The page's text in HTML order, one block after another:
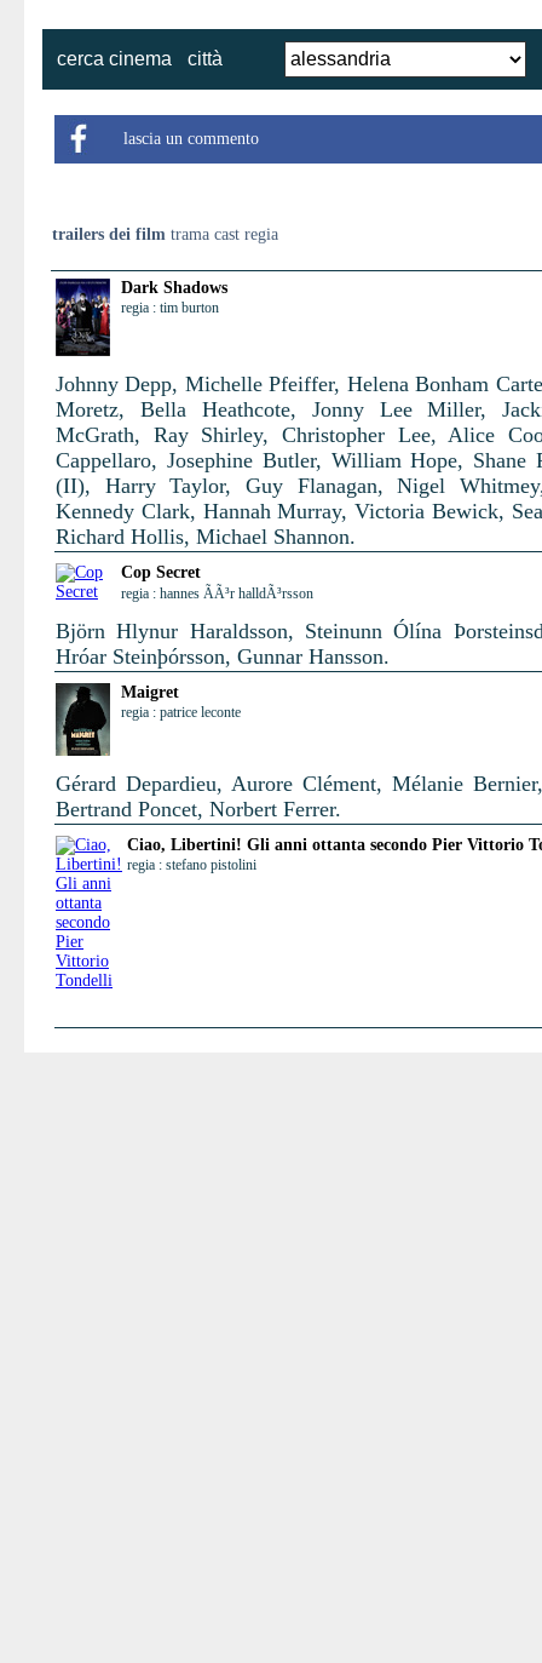
cerca cinema città
lascia un commento
trailers dei film trama cast regia
Dark Shadows
regia : tim burton
Johnny Depp, Michelle Pfeiffer, Helena Bonham
Moretz, Bella Heathcote, Jonny Lee Miller,
McGrath, Ray Shirley, Christopher Lee, Alice
Cappellaro, Josephine Butler, William Hope, Shane
(II), Harry Taylor, Guy Flanagan, Nigel
Kennedy Clark, Hannah Murray, Victoria Bewick,
Richard Hollis, Michael Shannon.
Cop Secret
regia : hannes ÃÃ³r halldÃ³rsson
Björn Hlynur Haraldsson, Steinunn Ólína
Hróar Steinþórsson, Gunnar Hansson.
Maigret
regia : patrice leconte
Gérard Depardieu, Aurore Clément, Mélanie
Bertrand Poncet, Norbert Ferrer.
Ciao, Libertini! Gli anni ottanta secondo Pier Vittorio
regia : stefano pistolini